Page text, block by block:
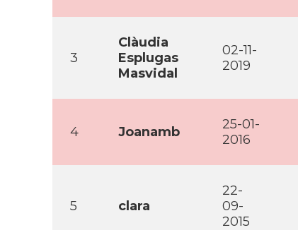
3
Clàudia
Esplugas
Masvidal
02-11-
2019
4 Joanamb
25-01-
2016
5 clara
22-
09-
2015